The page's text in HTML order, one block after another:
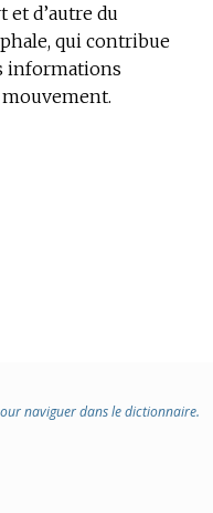
et d’autre du
qui contribue
informations
naviguer dans le dictionnaire.